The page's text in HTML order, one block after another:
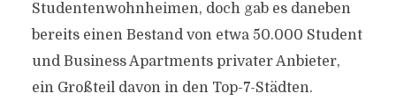
Studentenwohnheimen, doch gab es daneben
bereits einen Bestand von etwa 50.000 Student
und Business Apartments privater Anbieter,
ein Großteil davon in den Top-7-Städten.